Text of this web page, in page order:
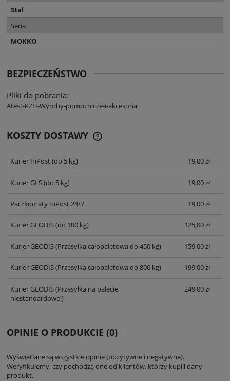
Stal
Seria
MOKKO
BEZPIECZEŃSTWO
Pliki do pobrania:
Atest-PZH-Wyroby-pomocnicze-i-akcesoria
KOSZTY DOSTAWY
Kurier InPost(do 5 kg) 19,00 zł
Kurier GLS(do 5 kg) 19,00 zł
Paczkomaty InPost 24/7 19,00 zł
Kurier GEODIS(do 100 kg) 125,00 zł
Kurier GEODIS(Przesyłka całopaletowa do 450 kg) 159,00 zł
Kurier GEODIS(Przesyłka całopaletowa do 800 kg) 199,00 zł
Kurier GEODIS(Przesyłka na palecie
niestandardowej)
249,00 zł
OPINIE O PRODUKCIE (0)
Wyświetlane są wszystkie opinie (pozytywne i negatywne).
Weryfikujemy, czy pochodzą one od klientów, którzy kupili dany
produkt.